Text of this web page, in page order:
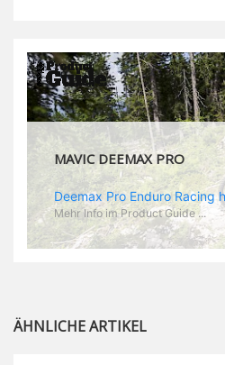
MAVIC DEEMAX PRO
Mehr Info im Product Guide ...
ÄHNLICHE ARTIKEL